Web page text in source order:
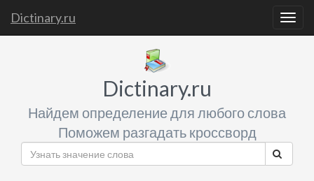
Dictinary.ru
Dictinary.ru
Найдем определение для любого слова
Поможем разгадать кроссворд